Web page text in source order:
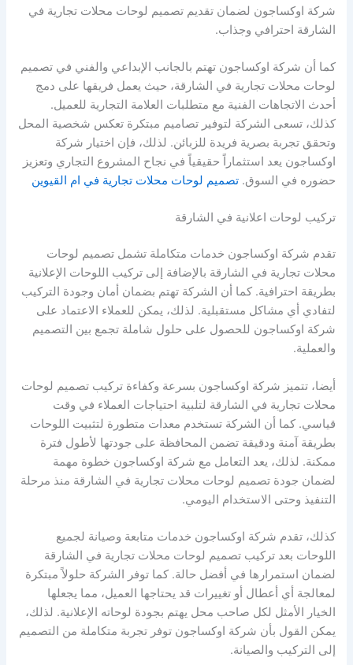
شركة اوكساجون لضمان تقديم تصميم لوحات محلات تجارية في
الشارقة احترافي وجذاب.
كما أن شركة اوكساجون تهتم بالجانب الإبداعي والفني في تصميم
لوحات محلات تجارية في الشارقة، حيث يعمل فريقها على دمج
أحدث الاتجاهات الفنية مع متطلبات العلامة التجارية للعميل.
كذلك، تسعى الشركة لتوفير تصاميم مبتكرة تعكس شخصية المحل
وتحقق تجربة بصرية فريدة للزبائن. لذلك، فإن اختيار شركة
اوكساجون يعد استثماراً حقيقياً في نجاح المشروع التجاري وتعزيز
حضوره في السوق.تصميم لوحات محلات تجارية في ام القيوين
تركيب لوحات اعلانية في الشارقة
تقدم شركة اوكساجون خدمات متكاملة تشمل تصميم لوحات
محلات تجارية في الشارقة بالإضافة إلى تركيب اللوحات الإعلانية
بطريقة احترافية. كما أن الشركة تهتم بضمان أمان وجودة التركيب
لتفادي أي مشاكل مستقبلية. لذلك، يمكن للعملاء الاعتماد على
شركة اوكساجون للحصول على حلول شاملة تجمع بين التصميم
والعملية.
أيضا، تتميز شركة اوكساجون بسرعة وكفاءة تركيب تصميم لوحات
محلات تجارية في الشارقة لتلبية احتياجات العملاء في وقت
قياسي. كما أن الشركة تستخدم معدات متطورة لتثبيت اللوحات
بطريقة آمنة ودقيقة تضمن المحافظة على جودتها لأطول فترة
ممكنة. لذلك، يعد التعامل مع شركة اوكساجون خطوة مهمة
لضمان جودة تصميم لوحات محلات تجارية في الشارقة منذ مرحلة
التنفيذ وحتى الاستخدام اليومي.
كذلك، تقدم شركة اوكساجون خدمات متابعة وصيانة لجميع
اللوحات بعد تركيب تصميم لوحات محلات تجارية في الشارقة
لضمان استمرارها في أفضل حالة. كما توفر الشركة حلولاً مبتكرة
لمعالجة أي أعطال أو تغييرات قد يحتاجها العميل، مما يجعلها
الخيار الأمثل لكل صاحب محل يهتم بجودة لوحاته الإعلانية. لذلك،
يمكن القول بأن شركة اوكساجون توفر تجربة متكاملة من التصميم
إلى التركيب والصيانة.